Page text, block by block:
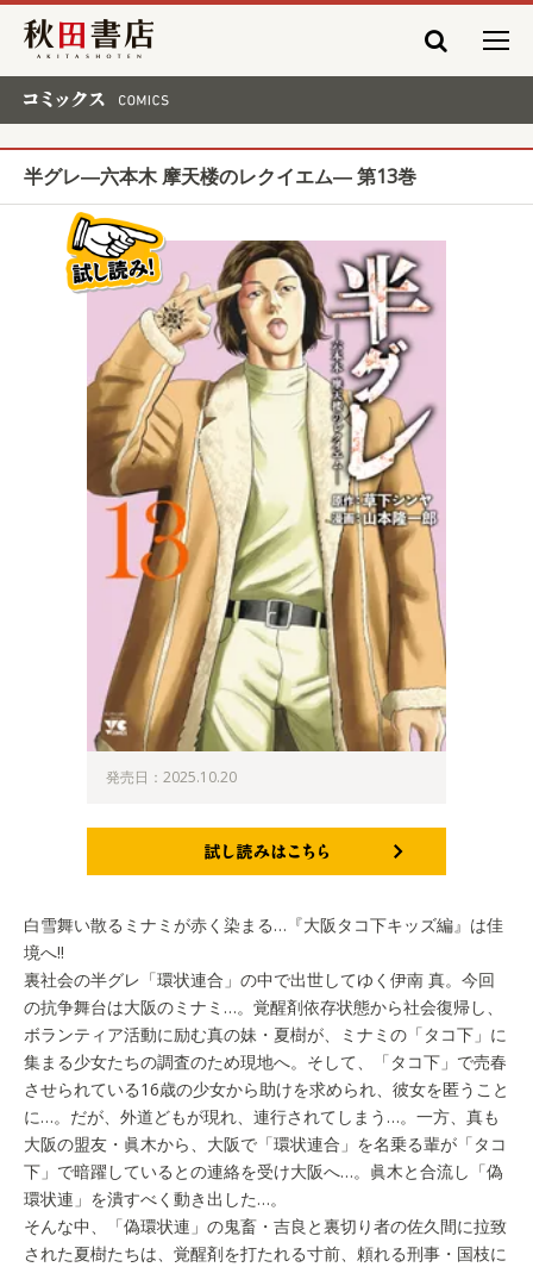
秋田書店
半グレ―六本木 摩天楼のレクイエム― 第13巻
発売日：2025.10.20
白雪舞い散るミナミが赤く染まる…『大阪タコ下キッズ編』は佳
境へ!!
裏社会の半グレ「環状連合」の中で出世してゆく伊南 真。今回
の抗争舞台は大阪のミナミ…。覚醒剤依存状態から社会復帰し、
ボランティア活動に励む真の妹・夏樹が、ミナミの「タコ下」に
集まる少女たちの調査のため現地へ。そして、「タコ下」で売春
させられている16歳の少女から助けを求められ、彼女を匿うこと
に…。だが、外道どもが現れ、連行されてしまう…。一方、真も
大阪の盟友・眞木から、大阪で「環状連合」を名乗る輩が「タコ
下」で暗躍しているとの連絡を受け大阪へ…。眞木と合流し「偽
環状連」を潰すべく動き出した…。
そんな中、「偽環状連」の鬼畜・吉良と裏切り者の佐久間に拉致
された夏樹たちは、覚醒剤を打たれる寸前、頼れる刑事・国枝に